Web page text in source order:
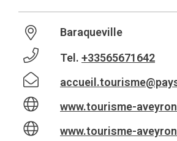
Baraqueville
Tel. +33565671642
www.tourisme-
www.tourisme-